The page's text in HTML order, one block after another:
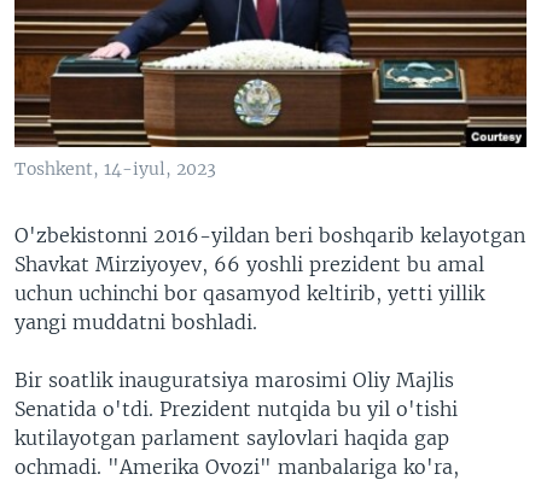
VIDEO
XABARLAR SURATLARDA
ODNOKLASSNIKI
TELEGRAM
TWITTER
SOUNDCLOUD
VOA
Toshkent, 14-iyul, 2023
O'zbekistonni 2016-yildan beri boshqarib kelayotgan
Shavkat Mirziyoyev, 66 yoshli prezident bu amal
uchun uchinchi bor qasamyod keltirib, yetti yillik
yangi muddatni boshladi.
Bir soatlik inauguratsiya marosimi Oliy Majlis
Senatida o'tdi. Prezident nutqida bu yil o'tishi
kutilayotgan parlament saylovlari haqida gap
ochmadi. "Amerika Ovozi" manbalariga ko'ra,